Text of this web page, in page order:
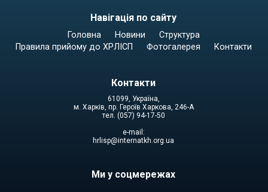
Навігація по сайту
Головна Новини
Структура
Правила прийому до ХРЛІСП
Фотогалерея Контакти
Контакти
61099, Україна,
м. Харків, пр. Героїв Харкова, 246-А
тел. (057) 94-17-50
e-mail:
hrlisp@internatkh.org.ua
Ми у соцмережах